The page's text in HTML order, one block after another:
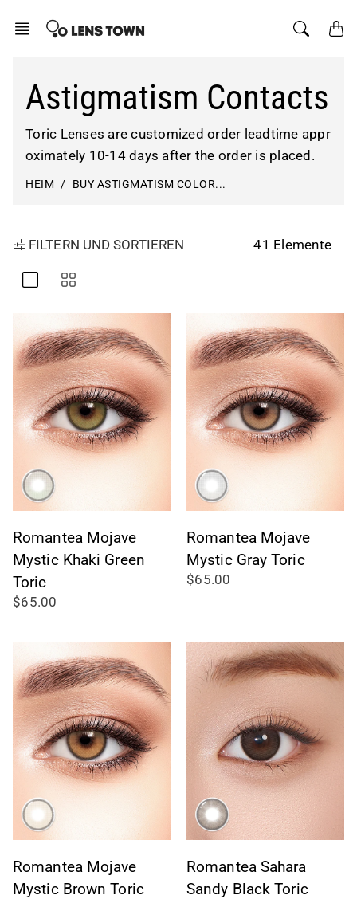
Inhalt
Astigmatism Contacts
Toric Lenses are customized order leadtime appr
oximately 10-14 days after the order is placed.
HEIM BUY ASTIGMATISM COLOR...
FILTERN UND SORTIEREN 41 Elemente
Romantea Mojave
Mystic Khaki Green
Toric
$65.00
Romantea Mojave
Mystic Gray Toric
$65.00
Romantea Mojave
Mystic Brown Toric
Romantea Sahara
Sandy Black Toric